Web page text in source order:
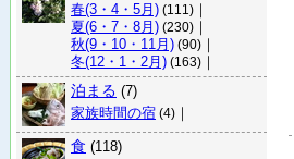
春(3・4・5月) (111) ｜
夏(6・7・8月) (230) ｜
秋(9・10・11月) (90) ｜
冬(12・1・2月) (163) ｜
泊まる (7)
家族時間の宿 (4) ｜
食 (118)